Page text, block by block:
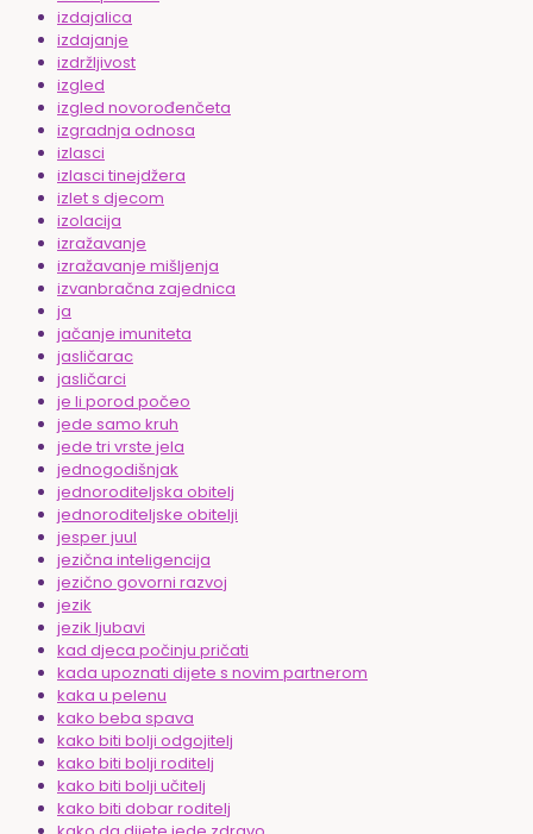
izdajalica
izdajanje
izdržljivost
izgled
izgled novorođenčeta
izgradnja odnosa
izlasci
izlasci tinejdžera
izlet s djecom
izolacija
izražavanje
izražavanje mišljenja
izvanbračna zajednica
ja
jačanje imuniteta
jasličarac
jasličarci
je li porod počeo
jede samo kruh
jede tri vrste jela
jednogodišnjak
jednoroditeljska obitelj
jednoroditeljske obitelji
jesper juul
jezična inteligencija
jezično govorni razvoj
jezik
jezik ljubavi
kad djeca počinju pričati
kada upoznati dijete s novim partnerom
kaka u pelenu
kako beba spava
kako biti bolji odgojitelj
kako biti bolji roditelj
kako biti bolji učitelj
kako biti dobar roditelj